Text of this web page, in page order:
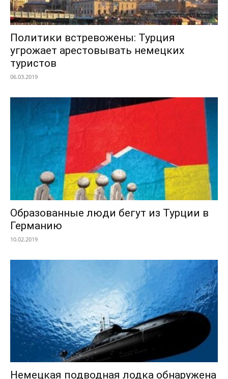
Политики встревожены: Турция
угрожает арестовывать немецких
туристов
06.03.2019
Образованные люди бегут из Турции в
Германию
10.02.2019
Немецкая подводная лодка обнаружена